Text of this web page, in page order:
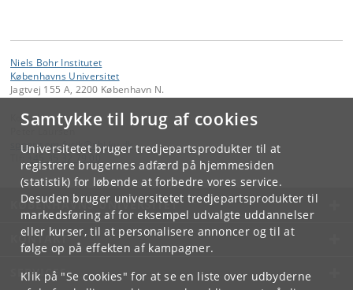
Samtykke til brug af cookies
Universitetet bruger tredjepartsprodukter til at
registrere brugernes adfærd på hjemmesiden
(statistik) for løbende at forbedre vores service.
Desuden bruger universitetet tredjepartsprodukter til
markedsføring af for eksempel udvalgte uddannelser
eller kurser, til at personalisere annoncer og til at
følge op på effekten af kampagner.
Klik på "Se cookies" for at se en liste over udbyderne
Niels Bohr Institutet
Københavns Universitet
Jagtvej 155 A, 2200 København N.
Kontakt:
Peter Laursen
spoerg.om.fysik@ nbi.ku.dk
KØBENHAVNS UNIVERSITET
KONTAKT
SERVICES